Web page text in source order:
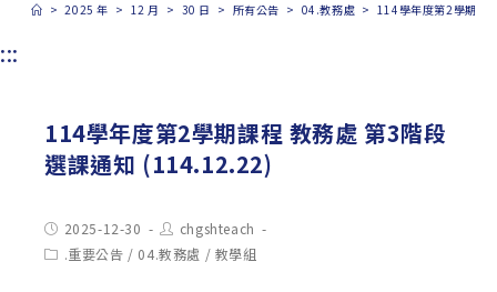
> 2025 年 > 12 月 > 30 日 > 所有公告 > 04.教務處 > 114學年度第2學期課
:::
114學年度第2學期課程 教務處 第3階段
選課通知 (114.12.22)
Post
published:
2025-12-30
Post
author:
chgshteach
Post.重要公告 / 04.教務處 / 教學組